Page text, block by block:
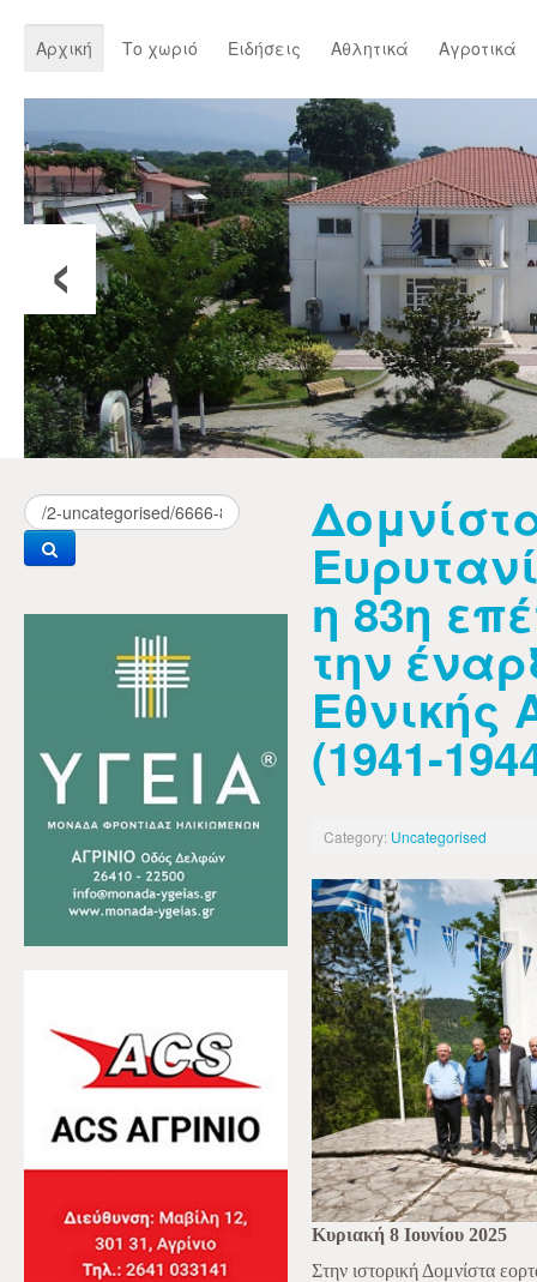
Αρχική Το χωριό Ειδήσεις Αθλητικά Αγροτικά
‹
η 83η
την
Εθνικής
(1941-
Category: Uncategorised
Κυριακή 8 Ιουνίου 2025
Στην ιστορική Δομνίστα